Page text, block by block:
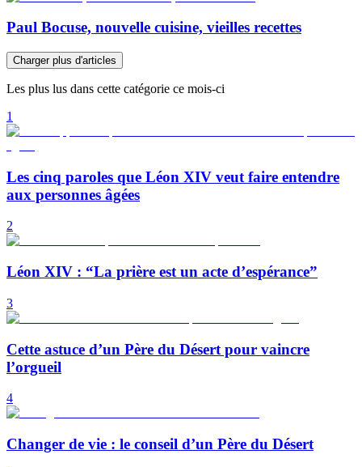
Paul Bocuse, nouvelle cuisine, vieilles recettes
Charger plus d'articles
Les plus lus dans cette catégorie ce mois-ci
1
Les cinq paroles que Léon XIV veut faire entendre
aux personnes âgées
2
Léon XIV : “La prière est un acte d’espérance”
3
Cette astuce d’un Père du Désert pour vaincre
l’orgueil
4
Changer de vie : le conseil d’un Père du Désert